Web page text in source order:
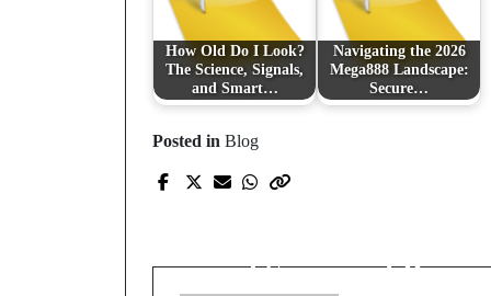
How Old Do I Look?
The Science, Signals,
and Smart…
Navigating the 2026
Mega888 Landscape:
Secure…
Posted in Blog
Revitalize Your
and Science of Paver